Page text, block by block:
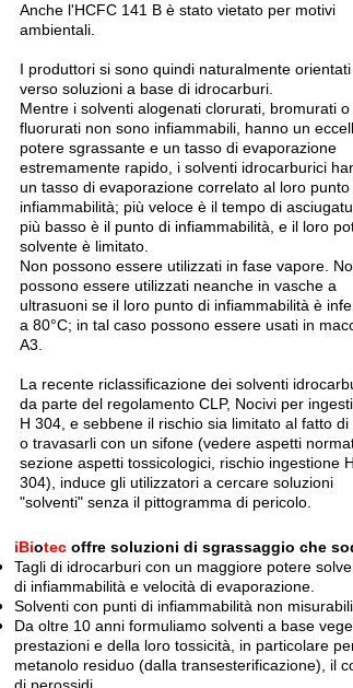
Anche l'HCFC 141 B è stato vietato per motivi
ambientali.
I produttori si sono quindi naturalmente orientati
verso soluzioni a base di idrocarburi.
Mentre i solventi alogenati clorurati, bromurati o
fluorurati non sono infiammabili, hanno un
potere sgrassante e un tasso di evaporazione
estremamente rapido, i solventi idrocarburici
un tasso di evaporazione correlato al loro punto
infiammabilità; più veloce è il tempo di
più basso è il punto di infiammabilità, e il loro
solvente è limitato.
Non possono essere utilizzati in fase vapore.
possono essere utilizzati neanche in vasche a
ultrasuoni se il loro punto di infiammabilità è
a 80°C; in tal caso possono essere usati in
A3.
La recente riclassificazione dei solventi
da parte del regolamento CLP, Nocivi per
H 304, e sebbene il rischio sia limitato al fatto di
o travasarli con un sifone (vedere aspetti
sezione aspetti tossicologici, rischio ingestione H
304), induce gli utilizzatori a cercare soluzioni
"solventi" senza il pittogramma di pericolo.
iBiotec offre soluzioni di sgrassaggio che
Tagli di idrocarburi con un maggiore potere
di infiammabilità e velocità di evaporazione.
Solventi con punti di infiammabilità non
Da oltre 10 anni formuliamo solventi a base
prestazioni e della loro tossicità, in particolare
metanolo residuo (dalla transesterificazione), il